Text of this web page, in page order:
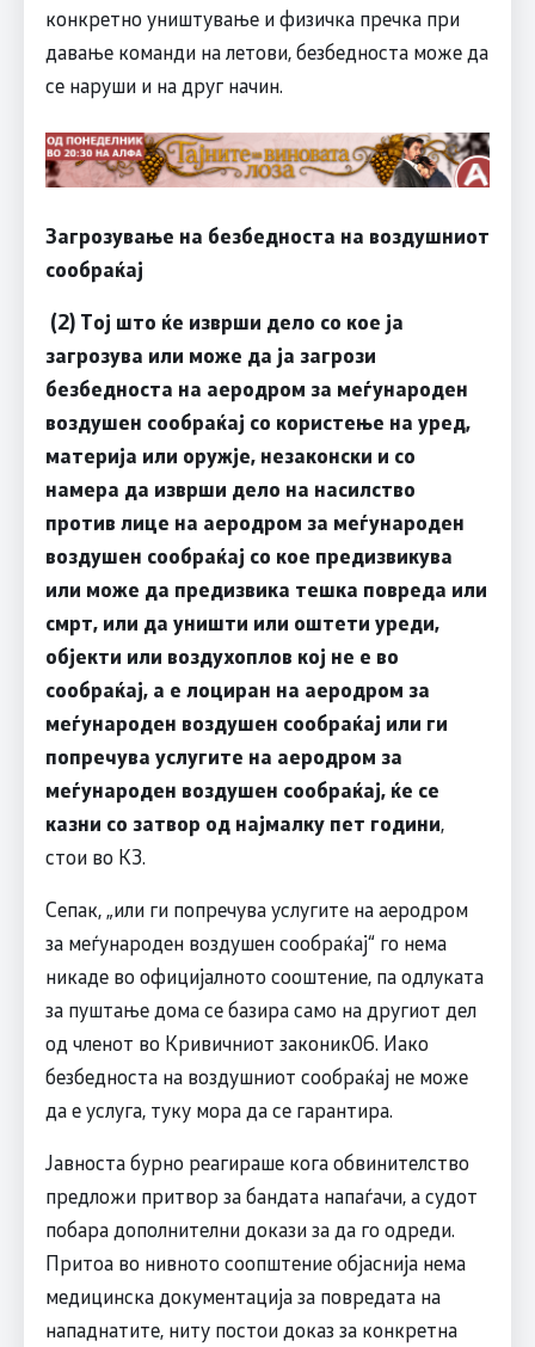
конкретно уништување и физичка пречка при
давање команди на летови, безбедноста може да
се наруши и на друг начин.
Загрозување на безбедноста на воздушниот
сообраќај
(2) Тој што ќе изврши дело со кое ја
загрозува или може да ја загрози
безбедноста на аеродром за меѓународeн
воздушен сообраќај со користење на уред,
материја или оружје, незаконски и со
намера да изврши дело на насилство
против лице на аеродром за меѓународен
воздушен сообраќај со кое предизвикува
или може да предизвика тешка повреда или
смрт, или да уништи или оштети уреди,
објекти или воздухоплов кој не е во
сообраќај, а е лоциран на аеродром за
меѓународен воздушен сообраќај или ги
попречува услугите на аеродром за
меѓународен воздушен сообраќај, ќе се
казни со затвор од најмалку пет години,
стои во КЗ.
Сепак, „или ги попречува услугите на аеродром
за меѓународен воздушен сообраќај“ го нема
никаде во официјалното сооштение, па одлуката
за пуштање дома се базира само на другиот дел
од членот во Кривичниот законик06. Иако
безбедноста на воздушниот сообраќај не може
да е услуга, туку мора да се гарантира.
Јавноста бурно реагираше кога обвинителство
предложи притвор за бандата напаѓачи, а судот
побара дополнителни докази за да го одреди.
Притоа во нивното соопштение објаснија нема
медицинска документација за повредата на
нападнатите, ниту постои доказ за конкретна